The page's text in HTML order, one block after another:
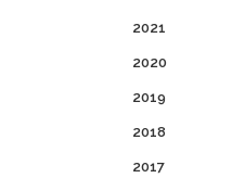
2021
2020
2019
2018
2017